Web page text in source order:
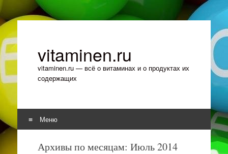
vitaminen.ru
vitaminen.ru — всё о витаминах и о продуктах их
содержащих
Меню
Архивы по месяцам: Июль 2014